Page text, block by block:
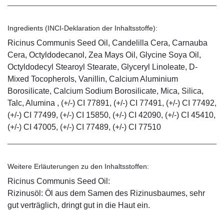
Ingredients (INCI-Deklaration der Inhaltsstoffe):
Ricinus Communis Seed Oil, Candelilla Cera, Carnauba
Cera, Octyldodecanol, Zea Mays Oil, Glycine Soya Oil,
Octyldodecyl Stearoyl Stearate, Glyceryl Linoleate, D-
Mixed Tocopherols, Vanillin, Calcium Aluminium
Borosilicate, Calcium Sodium Borosilicate, Mica, Silica,
Talc, Alumina , (+/-) CI 77891, (+/-) CI 77491, (+/-) CI 77492,
(+/-) CI 77499, (+/-) CI 15850, (+/-) CI 42090, (+/-) CI 45410,
(+/-) CI 47005, (+/-) CI 77489, (+/-) CI 77510
Weitere Erläuterungen zu den Inhaltsstoffen:
Ricinus Communis Seed Oil:
Rizinusöl: Öl aus dem Samen des Rizinusbaumes, sehr
gut verträglich, dringt gut in die Haut ein.